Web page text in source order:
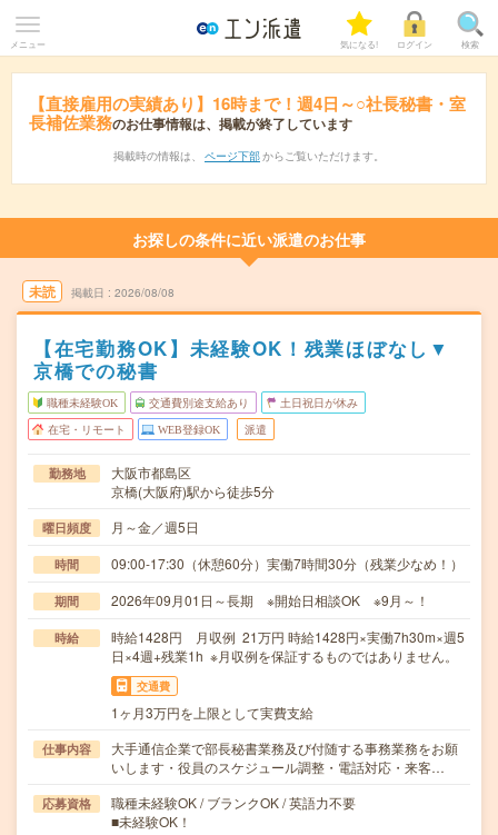
メニュー 気になる! ログイン 検索
【直接雇用の実績あり】16時まで！週4日～○社長秘書・室
長補佐業務のお仕事情報は、掲載が終了しています
掲載時の情報は、 ページ下部 からご覧いただけます。
お探しの条件に近い派遣のお仕事
未読 掲載日 2026/08/08
【在宅勤務OK】未経験OK！残業ほぼなし▼
京橋での秘書
職種未経験OK 交通費別途支給あり 土日祝日が休み
在宅・リモート WEB登録OK 派遣
勤務地
大阪市都島区
京橋(大阪府)駅から徒歩5分
曜日頻度 月～金／週5日
時間 09:00-17:30（休憩60分）実働7時間30分（残業少なめ！）
期間 2026年09月01日～長期 ※開始日相談OK ※9月～！
時給
時給1428円 月収例 21万円 時給1428円×実働7h30m×週5
日×4週+残業1h ※月収例を保証するものではありません。
交通費
1ヶ月3万円を上限として実費支給
仕事内容
大手通信企業で部長秘書業務及び付随する事務業務をお願
いします・役員のスケジュール調整・電話対応・来客…
応募資格
職種未経験OK / ブランクOK / 英語力不要
■未経験OK！